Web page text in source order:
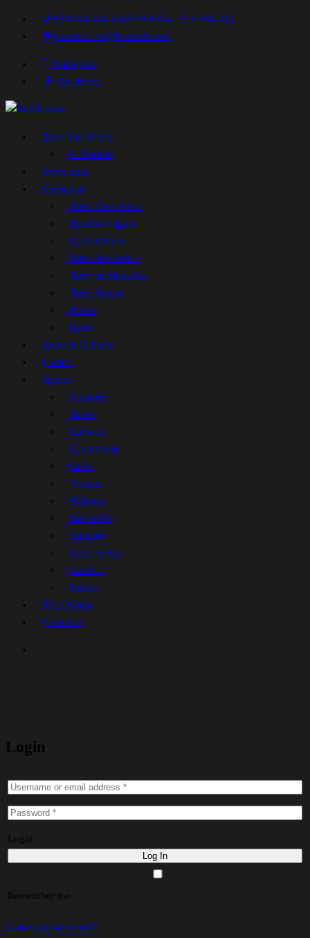
969 644 140 | 915 932 064 | 211 394 111
ppereira_rui@hotmail.com
Instagram
Facebook
Tarot Energético
O Baralho
Sobre mim
Consultas
Tarot Energético
Baralho Cigano
Cartomância
Tarot dos Anjos
Tarot de Marselha
Tarot Persan
Runas
Reiki
Santeria Cubana
Cursos
Signos
Carneiro
Touro
Gémeos
Caranguejo
Leão
Virgem
Balança
Escorpião
Sagitário
Capricornio
Aquário
Peixes
TV e Media
Contactos
Login
Login
Remember me
Lost your password?